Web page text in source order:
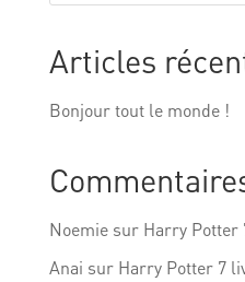
Articles
Bonjour tout le monde !
Noemiesur Harry Potter
Anai sur Harry Potter 7